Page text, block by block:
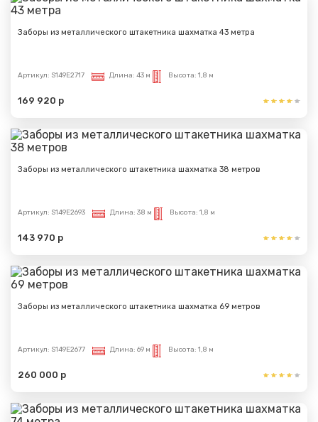
Заборы из металлического штакетника шахматка 43 метра
Артикул: S149E2717 Длина: 43 м Высота: 1,8 м
169 920 р
Заборы из металлического штакетника шахматка 38 метров
Артикул: S149E2693 Длина: 38 м Высота: 1,8 м
143 970 р
Заборы из металлического штакетника шахматка 69 метров
Артикул: S149E2677 Длина: 69 м Высота: 1,8 м
260 000 р